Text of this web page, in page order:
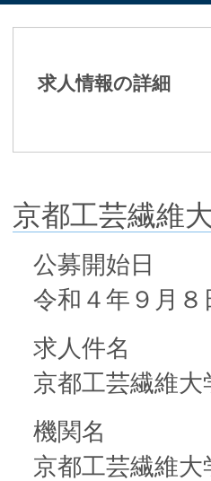
求人情報の詳細
京都工芸繊維
公募開始日
令和４年９月８
求人件名
京都工芸繊維
機関名
京都工芸繊維大
公益社団法人日本生化学会